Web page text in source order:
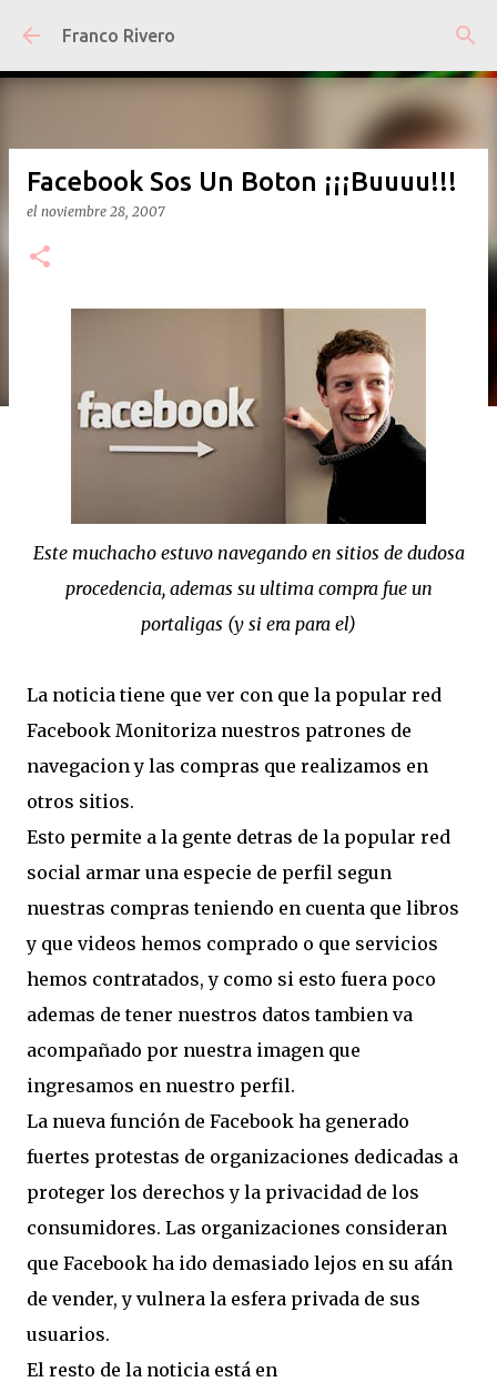
Ir al contenido principal
Franco Rivero
Facebook Sos Un Boton ¡¡¡Buuuu!!!
el noviembre 28, 2007
Este muchacho estuvo navegando en sitios de dudosa
procedencia, ademas su ultima compra fue un
portaligas (y si era para el)
La noticia tiene que ver con que la popular red
Facebook Monitoriza nuestros patrones de
navegacion y las compras que realizamos en
otros sitios.
Esto permite a la gente detras de la popular red
social armar una especie de perfil segun
nuestras compras teniendo en cuenta que libros
y que videos hemos comprado o que servicios
hemos contratados, y como si esto fuera poco
ademas de tener nuestros datos tambien va
acompañado por nuestra imagen que
ingresamos en nuestro perfil.
La nueva función de Facebook ha generado
fuertes protestas de organizaciones dedicadas a
proteger los derechos y la privacidad de los
consumidores. Las organizaciones consideran
que Facebook ha ido demasiado lejos en su afán
de vender, y vulnera la esfera privada de sus
usuarios.
El resto de la noticia está en